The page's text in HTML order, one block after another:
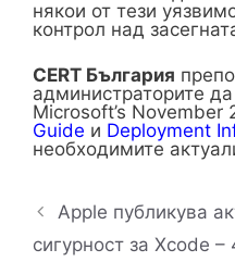
някои от тези
контрол над
CERT България
администраторите
Microsoft’s November
Guide и Deployment
необходимите
Apple публикува
сигурност за Xcode –